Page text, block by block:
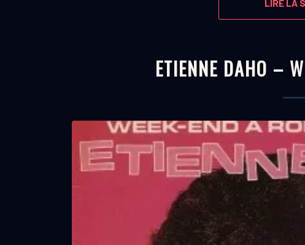
LIRE LA
ETIENNE DAHO –